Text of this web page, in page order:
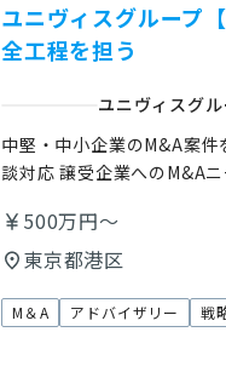
ユニヴィスグループ
全工程を担う
ユニヴィスグル
中堅・中小企業のM&A案
談対応 譲受企業へのM&A
500万円～
東京都港区
M＆A アドバイザリー 戦